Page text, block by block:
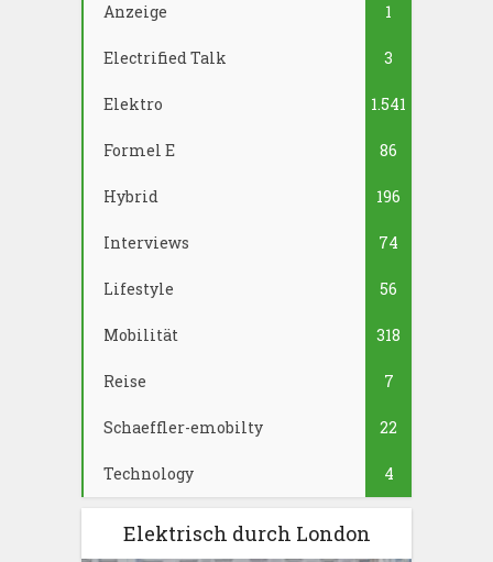
Anzeige 1
Electrified Talk 3
Elektro 1.541
Formel E 86
Hybrid 196
Interviews 74
Lifestyle 56
Mobilität 318
Reise 7
Schaeffler-emobilty 22
Technology 4
Elektrisch durch London